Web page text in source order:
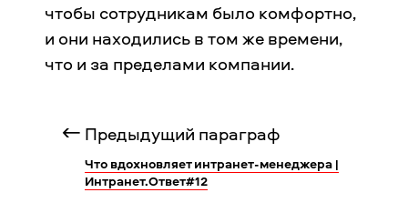
чтобы сотрудникам было комфортно,
и они находились в том же времени,
что и за пределами компании.
Предыдущий параграф
Что вдохновляет интранет-менеджера |
Интранет.Ответ#12